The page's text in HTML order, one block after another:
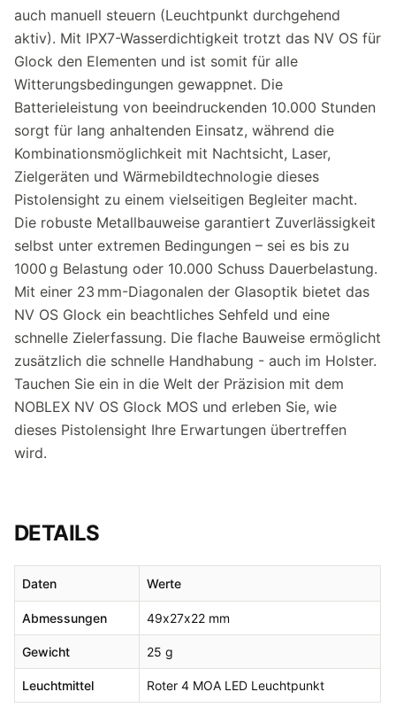
auch manuell steuern (Leuchtpunkt durchgehend
aktiv). Mit IPX7-Wasserdichtigkeit trotzt das NV OS für
Glock den Elementen und ist somit für alle
Witterungsbedingungen gewappnet. Die
Batterieleistung von beeindruckenden 10.000 Stunden
sorgt für lang anhaltenden Einsatz, während die
Kombinationsmöglichkeit mit Nachtsicht, Laser,
Zielgeräten und Wärmebildtechnologie dieses
Pistolensight zu einem vielseitigen Begleiter macht.
Die robuste Metallbauweise garantiert Zuverlässigkeit
selbst unter extremen Bedingungen – sei es bis zu
1000 g Belastung oder 10.000 Schuss Dauerbelastung.
Mit einer 23 mm-Diagonalen der Glasoptik bietet das
NV OS Glock ein beachtliches Sehfeld und eine
schnelle Zielerfassung. Die flache Bauweise ermöglicht
zusätzlich die schnelle Handhabung - auch im Holster.
Tauchen Sie ein in die Welt der Präzision mit dem
NOBLEX NV OS Glock MOS und erleben Sie, wie
dieses Pistolensight Ihre Erwartungen übertreffen
wird.
DETAILS
Daten Werte
Abmessungen 49x27x22 mm
Gewicht 25 g
Leuchtmittel Roter 4 MOA LED Leuchtpunkt